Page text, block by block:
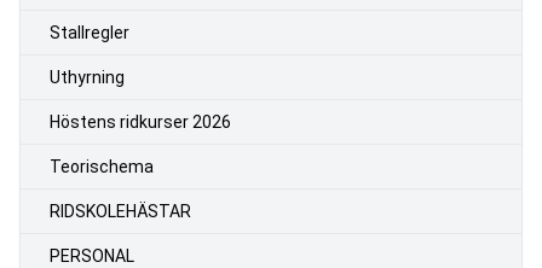
Stallregler
Uthyrning
Höstens ridkurser 2026
Teorischema
RIDSKOLEHÄSTAR
PERSONAL